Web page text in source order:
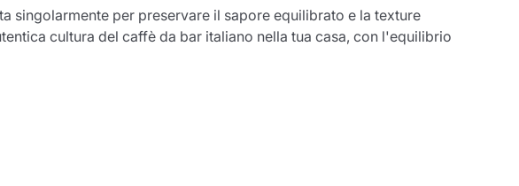
singolarmente per preservare il sapore equilibrato e la texture
cultura del caffè da bar italiano nella tua casa, con l'equilibrio